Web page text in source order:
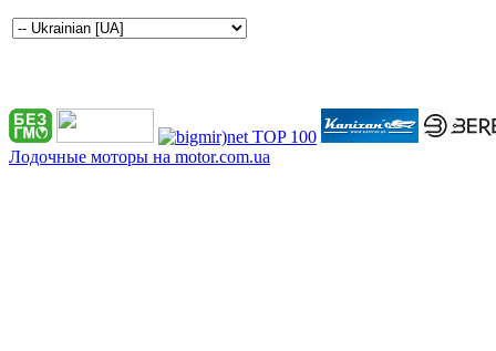
Лодочные моторы на motor.com.ua